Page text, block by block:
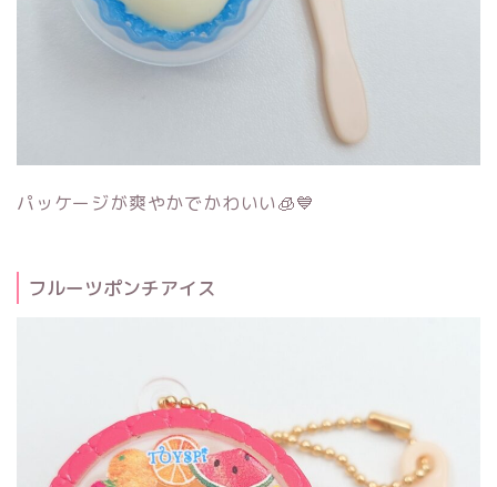
パッケージが爽やかでかわいい🧊💙
フルーツポンチアイス